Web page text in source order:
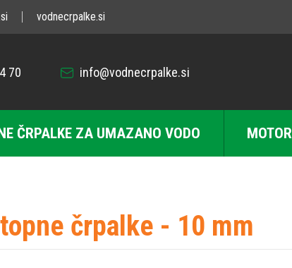
vodnecrpalke.si
70 info@vodnecrpalke.si
ČRPALKE ZA UMAZANO VODO
črpalke - 10 mm